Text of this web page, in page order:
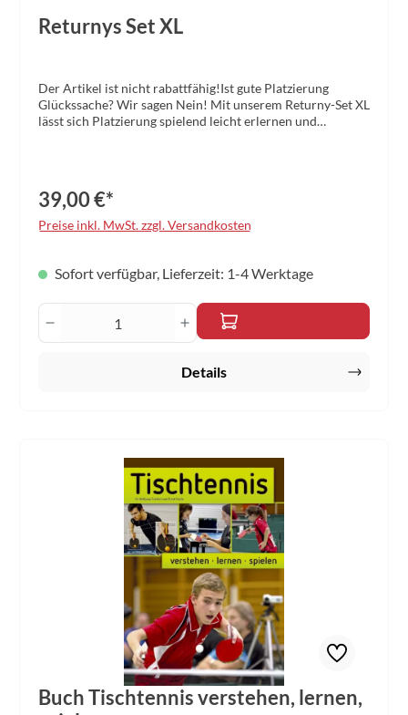
Returnys Set XL
Der Artikel ist nicht rabattfähig!Ist gute Platzierung
Glückssache? Wir sagen Nein! Mit unserem Returny-Set XL
lässt sich Platzierung spielend leicht erlernen und
39,00 €*
Preise inkl. MwSt. zzgl. Versandkosten
Sofort verfügbar, Lieferzeit: 1-4 Werktage
Produkt Anzahl: Gib den gewünschten
Details
Buch Tischtennis verstehen, lernen,